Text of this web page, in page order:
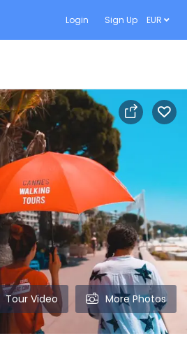
Login Sign Up EUR
Tour Video More Photos